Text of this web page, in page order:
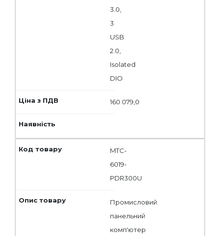
3.0,
3
USB
2.0,
Isolated
DIO
160 079,0
MTC-
6019-
PDR300U
Промисловий
панельний
комп'ютер